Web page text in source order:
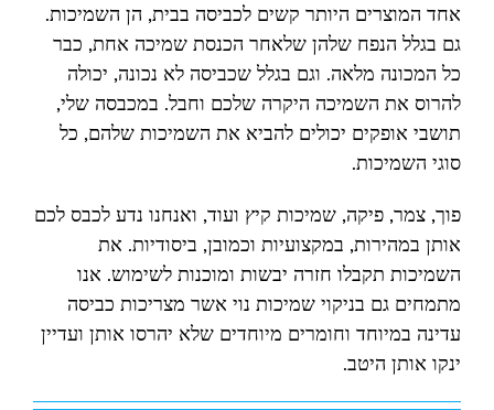
אחד המוצרים היותר קשים לכביסה בבית, הן השמיכות.
גם בגלל הנפח שלהן שלאחר הכנסת שמיכה אחת, כבר
כל המכונה מלאה. וגם בגלל שכביסה לא נכונה, יכולה
להרוס את השמיכה היקרה שלכם וחבל. במכבסה שלי,
תושבי אופקים יכולים להביא את השמיכות שלהם, כל
סוגי השמיכות.
פוך, צמר, פיקה, שמיכות קיץ ועוד, ואנחנו נדע לכבס לכם
אותן במהירות, במקצועיות וכמובן, ביסודיות. את
השמיכות תקבלו חזרה יבשות ומוכנות לשימוש. אנו
מתמחים גם בניקוי שמיכות נוי אשר מצריכות כביסה
עדינה במיוחד וחומרים מיוחדים שלא יהרסו אותן ועדיין
ינקו אותן היטב.